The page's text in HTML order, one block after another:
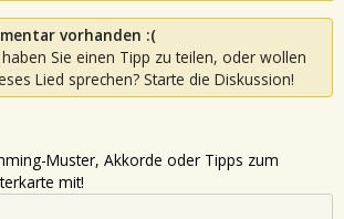
vorhanden :(
Sie einen Tipp zu teilen, oder wollen
Lied sprechen? Starte die Diskussion!
Muster, Akkorde oder Tipps zum
mit!